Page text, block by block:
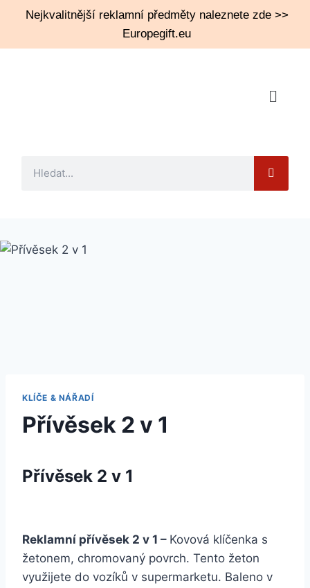
Nejkvalitnější reklamní předměty naleznete zde >>
Europegift.eu
KLÍČE & NÁŘADÍ
Přívěsek 2 v 1
Přívěsek 2 v 1
Reklamní přívěsek 2 v 1 – Kovová klíčenka s
žetonem, chromovaný povrch. Tento žeton
využijete do vozíků v supermarketu. Baleno v